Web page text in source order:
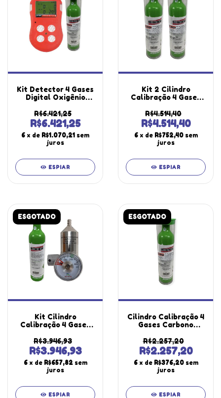
Kit Detector 4 Gases
Digital Oxigênio
Sulfeto Dg-500
Cilindro Calibração
34L Alumínio K-4
Instrutherm
R$6.421,25
R$6.421,25
6 x de R$1.070,21 sem
juros
ESPIAR
Kit 2 Cilindro
Calibração 4 Gases
Hidrogênio 34L
Metano 2,5%
Alumínio K-4
Instrutherm
R$4.514,40
R$4.514,40
6 x de R$752,40 sem
juros
ESPIAR
ESGOTADO
Kit Cilindro
Calibração 4 Gases
Hidrogênio 34L
Alumínio K-4
Regulador Pressão
V-5 Instruthem
R$3.946,93
R$3.946,93
6 x de R$657,82 sem
juros
ESPIAR
ESGOTADO
Cilindro Calibração 4
Gases Carbono
34L Metano 2,5%
Alumínio K-4
Instrutherm
R$2.257,20
R$2.257,20
6 x de R$376,20 sem
juros
ESPIAR